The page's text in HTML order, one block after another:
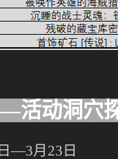
活动洞穴
—3月23日